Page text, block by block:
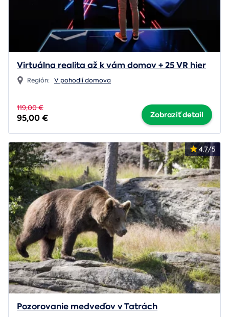
Virtuálna realita až k vám domov + 25 VR hier
Región: V pohodlí domova
119,00 €
95,00 € Zobraziť detail
4.7/5
Pozorovanie medveďov v Tatrách